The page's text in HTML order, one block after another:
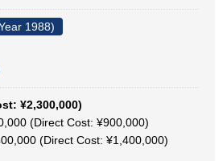
1988)
¥2,300,000)
(Direct Cost: ¥900,000)
(Direct Cost: ¥1,400,000)